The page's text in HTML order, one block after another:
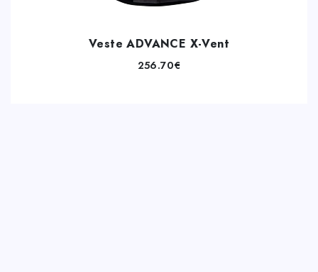
Veste ADVANCE X-Vent
256.70€